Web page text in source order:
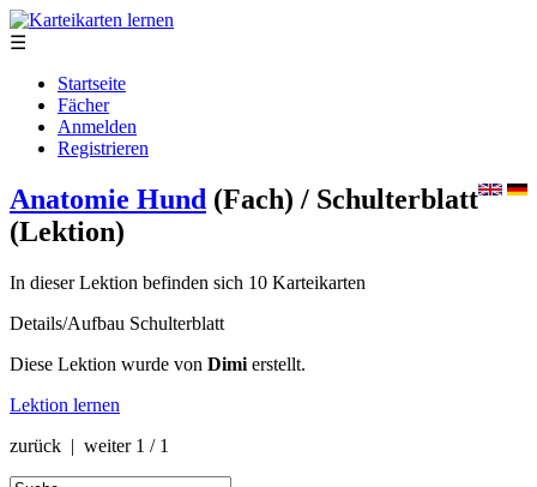
☰
Startseite
Fächer
Anmelden
Registrieren
Anatomie Hund (Fach) / Schulterblatt
(Lektion)
In dieser Lektion befinden sich 10 Karteikarten
Details/Aufbau Schulterblatt
Diese Lektion wurde von Dimi erstellt.
Lektion lernen
zurück | weiter 1 / 1